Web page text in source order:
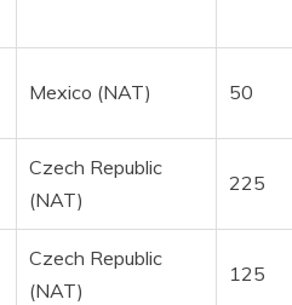
Mexico (NAT) 50
Czech Republic
(NAT)
225
Czech Republic
(NAT)
125